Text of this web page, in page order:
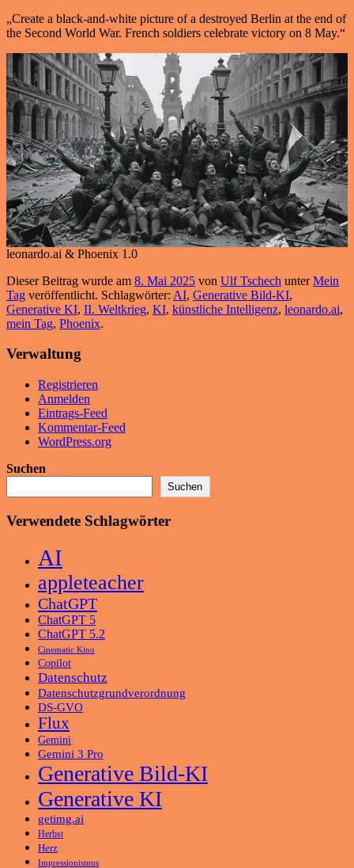
„Create a black-and-white picture of a destroyed Berlin at the end of
the Second World War. French soldiers celebrate victory on 8 May.“
leonardo.ai & Phoenix 1.0
Dieser Beitrag wurde am 8. Mai 2025 von Ulf Tschech unterMein
Tag veröffentlicht. Schlagwörter: AI, Generative Bild-KI,
Generative KI, II. Weltkrieg, KI, künstliche Intelligenz, leonardo.ai,
mein Tag, Phoenix.
Verwaltung
Registrieren
Anmelden
Eintrags-Feed
Kommentar-Feed
WordPress.org
Suchen
Suchen
Verwendete Schlagwörter
AI
appleteacher
ChatGPT
ChatGPT 5
ChatGPT 5.2
Cinematic Kino
Copilot
Datenschutz
Datenschutzgrundverordnung
DS-GVO
Flux
Gemini
Gemini 3 Pro
Generative Bild-KI
Generative KI
getimg.ai
Herbst
Herz
Impressionismus